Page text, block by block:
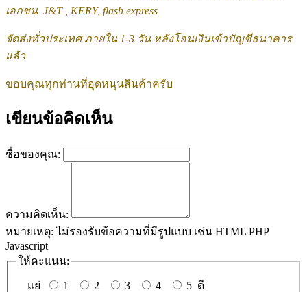
เอกชน J&T , KERY, flash express
จัดส่งทั่วประเทศ ภายใน 1-3 วัน หลังโอนเงินเข้าบัญชีธนาคาร
แล้ว
ขอบคุณทุกท่านที่อุดหนุนสินค้าครับ
เขียนข้อคิดเห็น
ชื่อของคุณ:
ความคิดเห็น:
หมายเหตุ: ไม่รองรับข้อความที่มีรูปแบบ เช่น HTML PHP
Javascript
ให้คะแนน:
แย่ 1 2 3 4 5 ดี